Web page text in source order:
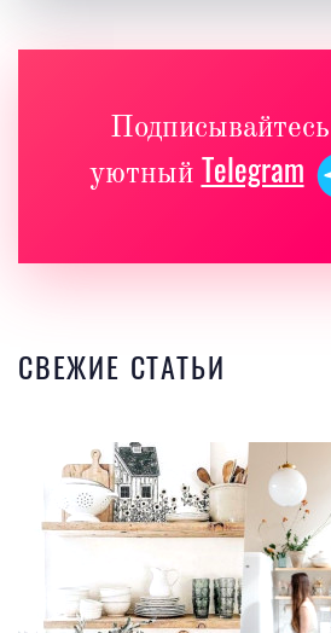
уютный Telegram
СВЕЖИЕ СТАТЬИ